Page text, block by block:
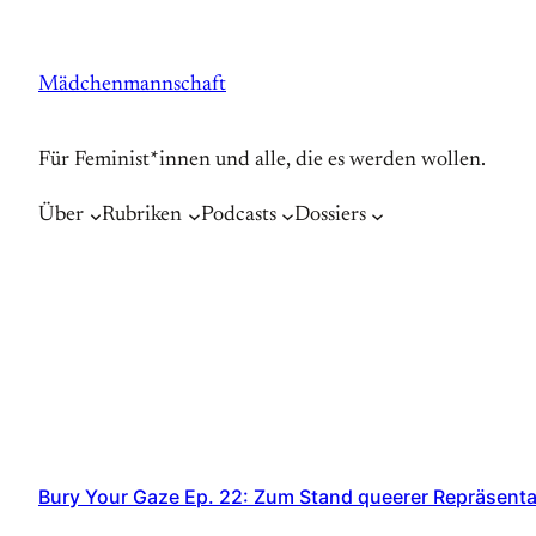
springen
Mädchenmannschaft
Für Feminist*innen und alle, die es werden wollen.
Über Rubriken Podcasts Dossiers
Bury Your Gaze Ep. 22: Zum Stand queerer